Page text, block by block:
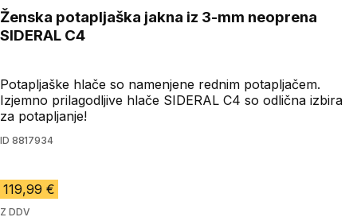
Ženska potapljaška jakna iz 3-mm neoprena
SIDERAL C4
Potapljaške hlače so namenjene rednim potapljačem.
Izjemno prilagodljive hlače SIDERAL C4 so odlična izbira
za potapljanje!
ID 8817934
119,99 €
Z DDV